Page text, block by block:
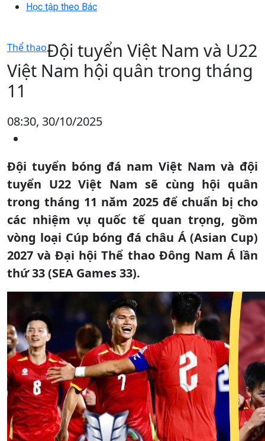
Học tập theo Bác
Thể thaoĐội tuyển Việt Nam và U22
Việt Nam hội quân trong tháng
11
08:30, 30/10/2025
Đội tuyển bóng đá nam Việt Nam và đội
tuyển U22 Việt Nam sẽ cùng hội quân
trong tháng 11 năm 2025 để chuẩn bị cho
các nhiệm vụ quốc tế quan trọng, gồm
vòng loại Cúp bóng đá châu Á (Asian Cup)
2027 và Đại hội Thể thao Đông Nam Á lần
thứ 33 (SEA Games 33).